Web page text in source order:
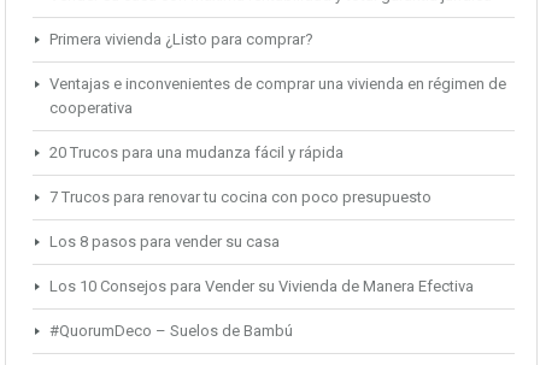
Primera vivienda ¿Listo para comprar?
Ventajas e inconvenientes de comprar una vivienda en régimen de
cooperativa
20 Trucos para una mudanza fácil y rápida
7 Trucos para renovar tu cocina con poco presupuesto
Los 8 pasos para vender su casa
Los 10 Consejos para Vender su Vivienda de Manera Efectiva
#QuorumDeco – Suelos de Bambú